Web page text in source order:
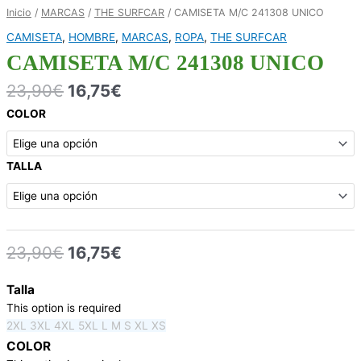
Inicio / MARCAS / THE SURFCAR / CAMISETA M/C 241308 UNICO
CAMISETA, HOMBRE, MARCAS, ROPA, THE SURFCAR
CAMISETA M/C 241308 UNICO
23,90€ 16,75€
COLOR
TALLA
23,90€ 16,75€
Talla
This option is required
2XL 3XL 4XL 5XL L M S XL XS
COLOR